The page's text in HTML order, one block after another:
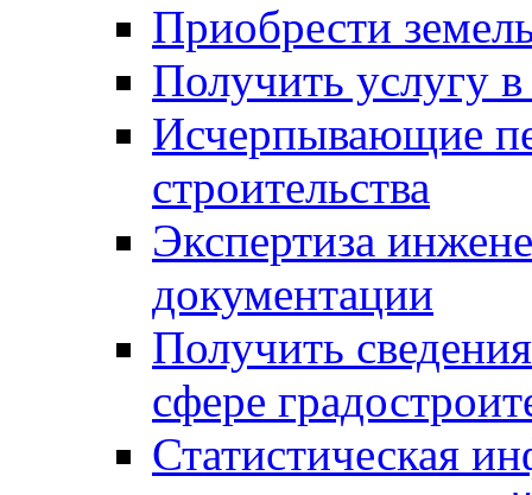
Приобрести
Получить услугу в
Исчерпывающие
строительства
Экспертиза
документации
Получить
сфере
Статистическая